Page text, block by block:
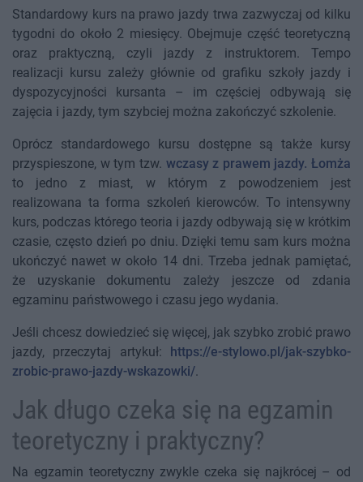
Standardowy kurs na prawo jazdy trwa zazwyczaj od kilku
tygodni do około 2 miesięcy. Obejmuje część teoretyczną
oraz praktyczną, czyli jazdy z instruktorem. Tempo
realizacji kursu zależy głównie od grafiku szkoły jazdy i
dyspozycyjności kursanta – im częściej odbywają się
zajęcia i jazdy, tym szybciej można zakończyć szkolenie.
Oprócz standardowego kursu dostępne są także kursy
przyspieszone, w tym tzw. wczasy z prawem jazdy. Łomża
to jedno z miast, w którym z powodzeniem jest
realizowana ta forma szkoleń kierowców. To intensywny
kurs, podczas którego teoria i jazdy odbywają się w krótkim
czasie, często dzień po dniu. Dzięki temu sam kurs można
ukończyć nawet w około 14 dni. Trzeba jednak pamiętać,
że uzyskanie dokumentu zależy jeszcze od zdania
egzaminu państwowego i czasu jego wydania.
Jeśli chcesz dowiedzieć się więcej, jak szybko zrobić prawo
jazdy, przeczytaj artykuł:
https://e-stylowo.pl/jak-szybko-
zrobic-prawo-jazdy-wskazowki/.
Jak długo czeka się na egzamin
teoretyczny i praktyczny?
Na egzamin teoretyczny zwykle czeka się najkrócej – od